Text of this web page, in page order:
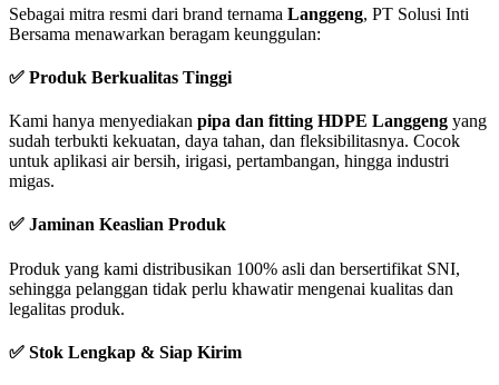
Sebagai mitra resmi dari brand ternama Langgeng, PT Solusi Inti
Bersama menawarkan beragam keunggulan:
✅ Produk Berkualitas Tinggi
Kami hanya menyediakan pipa dan fitting HDPE Langgeng yang
sudah terbukti kekuatan, daya tahan, dan fleksibilitasnya. Cocok
untuk aplikasi air bersih, irigasi, pertambangan, hingga industri
migas.
✅ Jaminan Keaslian Produk
Produk yang kami distribusikan 100% asli dan bersertifikat SNI,
sehingga pelanggan tidak perlu khawatir mengenai kualitas dan
legalitas produk.
✅ Stok Lengkap & Siap Kirim